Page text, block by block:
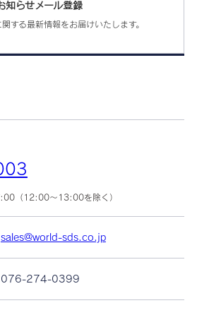
知らせメール登録
する最新情報をお届けいたします。
（12:00～13:00を除く）
sales@world-sds.co.jp
076-274-0399